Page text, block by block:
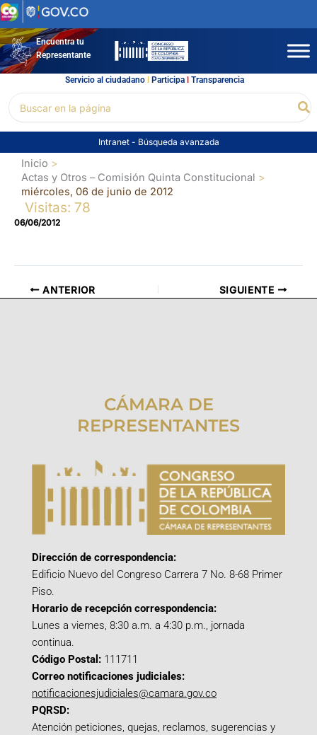
Ir
al
contenidoEncuentra tu
Representante
Servicio al ciudadano l Participal Transparencia
por:
Intranet - Búsqueda avanzada
Inicio
Actas y Otros – Comisión Quinta Constitucional
miércoles, 06 de junio de 2012
Visitas: 78
06/06/2012
ANTERIOR SIGUIENTE
CÁMARA DE
REPRESENTANTES
Dirección de correspondencia:
Edificio Nuevo del Congreso Carrera 7 No. 8-68 Primer
Piso.
Horario de recepción correspondencia:
Lunes a viernes, 8:30 a.m. a 4:30 p.m., jornada
continua.
Código Postal: 111711
Correo notificaciones judiciales:
notificacionesjudiciales@camara.gov.co
PQRSD:
Atención peticiones, quejas, reclamos, sugerencias y